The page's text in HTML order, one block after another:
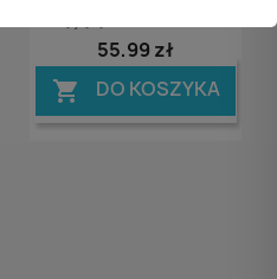
55,99 zł
 DO KOSZYKA